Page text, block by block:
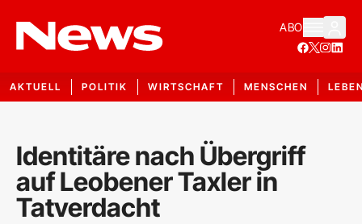
ABO
AKTUELL POLITIK WIRTSCHAFT MENSCHEN
Identitäre nach Übergriff
auf Leobener Taxler in
Tatverdacht